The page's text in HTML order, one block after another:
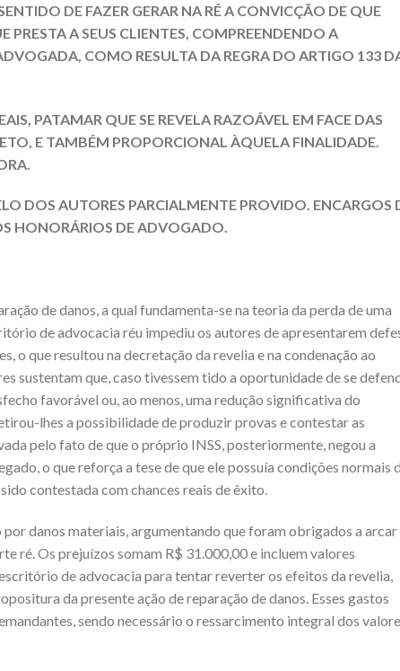
DE FAZER GERAR NA RÉ A CONVICÇÃO DE QUE
PRESTA A SEUS CLIENTES, COMPREENDENDO A
COMO RESULTA DA REGRA DO ARTIGO 133
PATAMAR QUE SE REVELA RAZOÁVEL EM FACE DAS
E TAMBÉM PROPORCIONAL ÀQUELA FINALIDADE.
DOS AUTORES PARCIALMENTE PROVIDO. ENCARGOS
HONORÁRIOS DE ADVOGADO.
de danos, a qual fundamenta-se na teoria da perda de uma
de advocacia réu impediu os autores de apresentarem
o que resultou na decretação da revelia e na condenação ao
sustentam que, caso tivessem tido a oportunidade de se
favorável ou, ao menos, uma redução significativa do
lhes a possibilidade de produzir provas e contestar as
pelo fato de que o próprio INSS, posteriormente, negou a
o que reforça a tese de que ele possuía condições normais
contestada com chances reais de êxito.
danos materiais, argumentando que foram obrigados a arcar
ré. Os prejuízos somam R$ 31.000,00 e incluem valores
de advocacia para tentar reverter os efeitos da revelia,
da presente ação de reparação de danos. Esses gastos
sendo necessário o ressarcimento integral dos